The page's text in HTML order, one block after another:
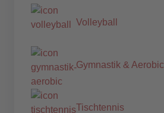
Volleyball
Gymnastik & Aerobic
Tischtennis